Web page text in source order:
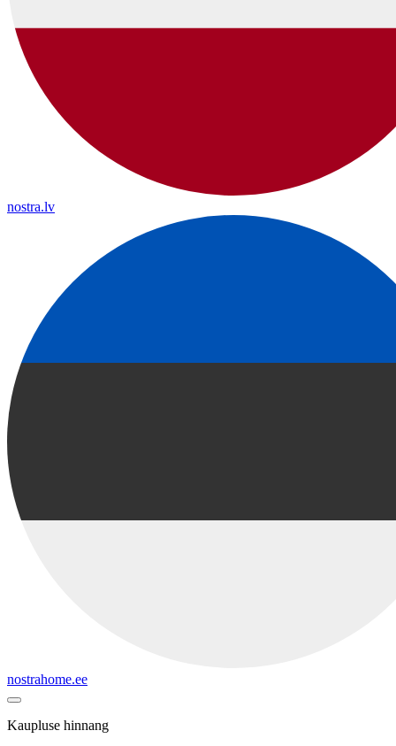
nostra.lv
nostrahome.ee
Kaupluse hinnang